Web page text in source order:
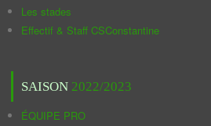
Les stades
Effectif & Staff CSConstantine
SAISON 2022/2023
ÉQUIPE PRO